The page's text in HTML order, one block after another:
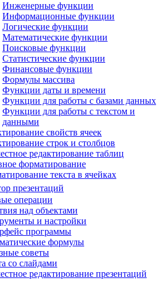
Инженерные функции
Информационные функции
Логические функции
Математические функции
Поисковые функции
Статистические функции
Финансовые функции
Формулы массива
Функции даты и времени
Функции для работы с базами данных
Функции для работы с текстом и
данными
свойств ячеек
строк и столбцов
редактирование таблиц
форматирование
текста в ячейках
презентаций
операции
над объектами
и настройки
программы
формулы
советы
со слайдами
редактирование презентаций